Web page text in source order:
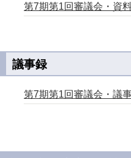
第7期第1回審議会・資
議事録
第7期第1回審議会・議